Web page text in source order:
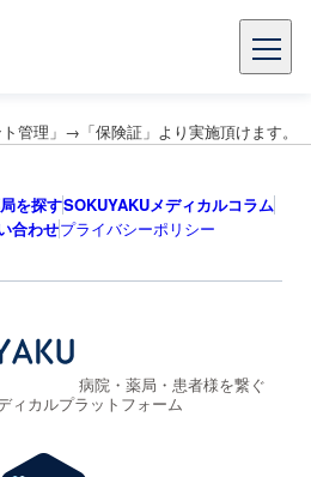
管理」→「保険証」より実施頂けます。
を探すSOKUYAKUメディカルコラム
合わせプライバシーポリシー
病院・薬局・患者様を繋ぐ
ィカルプラットフォーム